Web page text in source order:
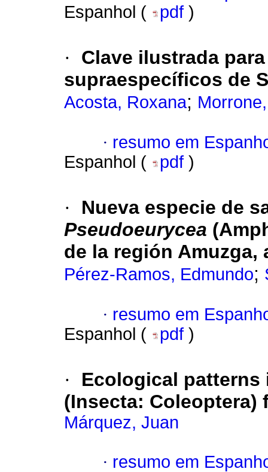
Espanhol (
pdf )
·
Clave ilustrada
supraespecíficos de
Acosta, Roxana;
· resumo em
Espanhol (
pdf )
·
Nueva especie de
Pseudoeurycea
de la región Amuzga,
Pérez-Ramos, Edmundo;
· resumo em
Espanhol (
pdf )
·
Ecological
(Insecta: Coleoptera)
Márquez, Juan
· resumo em